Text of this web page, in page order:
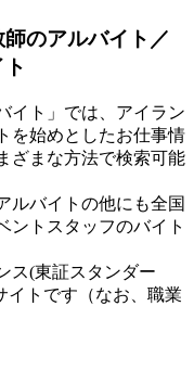
のアルバイト／
イト」では、アイラン
を始めとしたお仕事情
ざまな方法で検索可能
ルバイトの他にも全国
ントスタッフのバイト
ス(東証スタンダー
イトです（なお、職業